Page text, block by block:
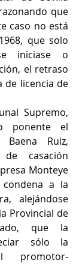
que
caso no está
que solo
iniciase o
el retraso
de licencia de
Supremo,
ponente el
Baena Ruiz,
casación
Monteye
a la
alejándose
Provincial de
que la
sólo la
promotor-